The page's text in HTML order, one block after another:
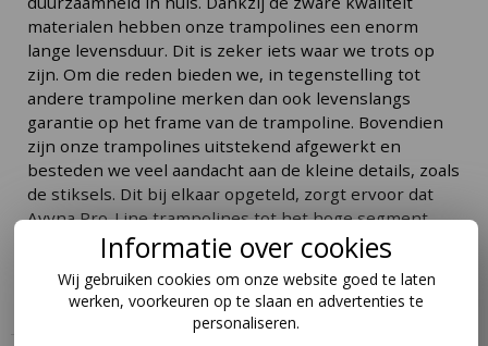
materialen hebben onze trampolines een enorm
lange levensduur. Dit is zeker iets waar we trots op
zijn. Om die reden bieden we, in tegenstelling tot
andere trampoline merken dan ook levenslangs
garantie op het frame van de trampoline. Bovendien
zijn onze trampolines uitstekend afgewerkt en
besteden we veel aandacht aan de kleine details, zoals
de stiksels. Dit bij elkaar opgeteld, zorgt ervoor dat
Avyna Pro-Line trampolines tot het hoge segment
behoren. Uiteraard voldoet ons assortiment
Amerika zijn ze zelfs als beste getest.
Informatie over cookies
Wij gebruiken cookies om onze website goed te laten
werken, voorkeuren op te slaan en advertenties te
personaliseren.